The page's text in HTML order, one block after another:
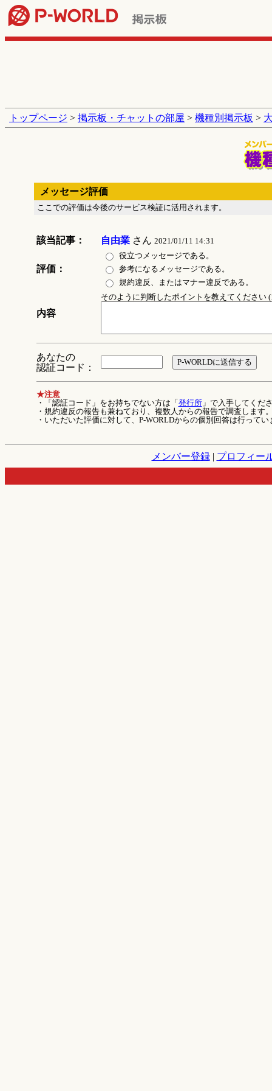
トップページ > 掲示板・チャットの部屋 > 機種別掲示板 >
メッセージ評価
ここでの評価は今後のサービス検証に活用されます。
該当記事： 自由業さん 2021/01/11 14:31
評価：
役立つメッセージである。
参考になるメッセージである。
規約違反、またはマナー違反である。
内容
そのように判断したポイントを教えてください
あなたの
認証コード：
★注意
・「認証コード」をお持ちでない方は「 発行所」で入手してくだ
・規約違反の報告も兼ねており、複数人からの報告で調査します
・いただいた評価に対して、P-WORLDからの個別回答は行ってい
メンバー登録| プロフィー